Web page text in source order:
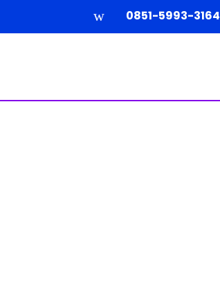
w 0851-5993-3164